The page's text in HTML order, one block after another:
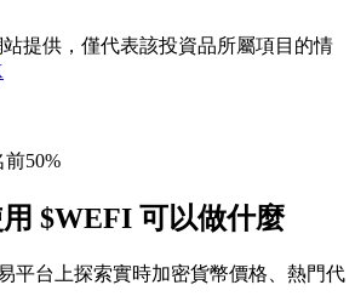
大數據分析
提供，僅代表該投資品所屬項目的情
50%
$WEFI 可以做什麼
平台上探索實時加密貨幣價格、熱門代